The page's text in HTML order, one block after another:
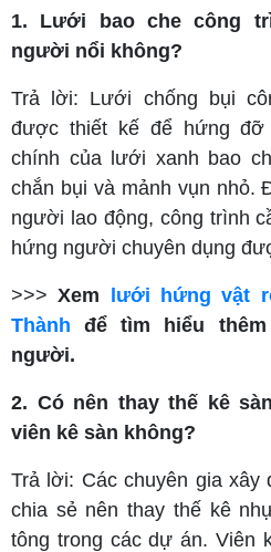
1. Lưới bao che công
người nổi không?
Trả lời: Lưới chống bụi
được thiết kế để hứng
chính của lưới xanh bao
chắn bụi và mảnh vụn nhỏ.
người lao động, công trình
hứng người chuyên dụng
>>>Xem lưới hứng vật
Thành để tìm hiểu
người.
2. Có nên thay thế kê
viên kê sàn không?
Trả lời: Các chuyên gia xây
chia sẻ nên thay thế kê
tông trong các dự án. Viên